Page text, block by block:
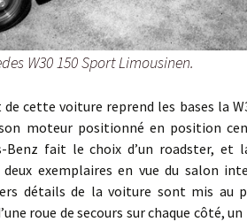
W30 150 Sport Limousinen.
voiture reprend les bases la
moteur positionné en position
Benz fait le choix d’un roadster, et
exemplaires en vue du salon
détails de la voiture sont mis au
roue de secours sur chaque côté,